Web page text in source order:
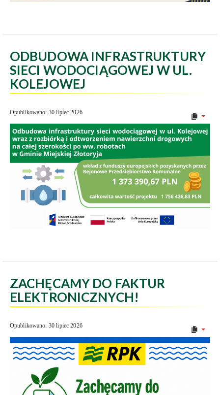
ODBUDOWA INFRASTRUKTURY
SIECI WODOCIĄGOWEJ W UL.
KOLEJOWEJ
Opublikowano: 30 lipiec 2026
ZACHĘCAMY DO FAKTUR
ELEKTRONICZNYCH!
Opublikowano: 30 lipiec 2026